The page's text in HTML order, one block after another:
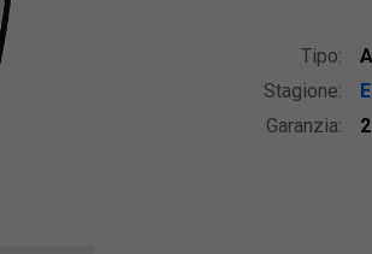
Tipo:
Stagione:
Garanzia: